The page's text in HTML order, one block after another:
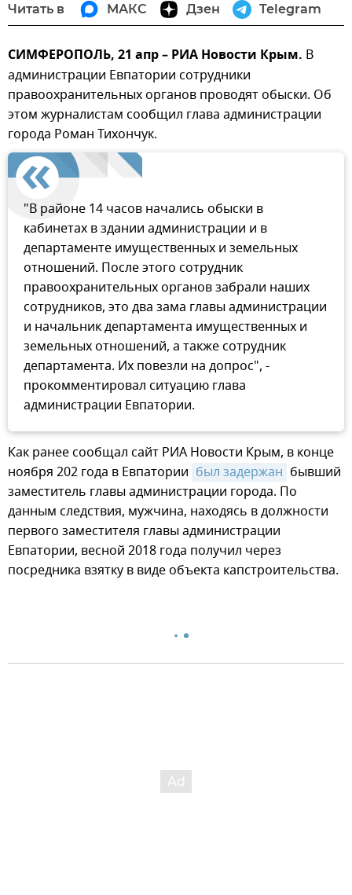
Читать в МАКС Дзен Telegram
СИМФЕРОПОЛЬ, 21 апр – РИА Новости Крым. В
администрации Евпатории сотрудники
правоохранительных органов проводят обыски. Об
этом журналистам сообщил глава администрации
города Роман Тихончук.
"В районе 14 часов начались обыски в
кабинетах в здании администрации и в
департаменте имущественных и земельных
отношений. После этого сотрудник
правоохранительных органов забрали наших
сотрудников, это два зама главы администрации
и начальник департамента имущественных и
земельных отношений, а также сотрудник
департамента. Их повезли на допрос", -
прокомментировал ситуацию глава
администрации Евпатории.
Как ранее сообщал сайт РИА Новости Крым, в конце
ноября 202 года в Евпатории был задержан бывший
заместитель главы администрации города. По
данным следствия, мужчина, находясь в должности
первого заместителя главы администрации
Евпатории, весной 2018 года получил через
посредника взятку в виде объекта капстроительства.